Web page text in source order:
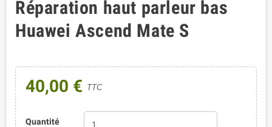
Réparation haut parleur bas
Huawei Ascend Mate S
40,00 € TTC
Quantité